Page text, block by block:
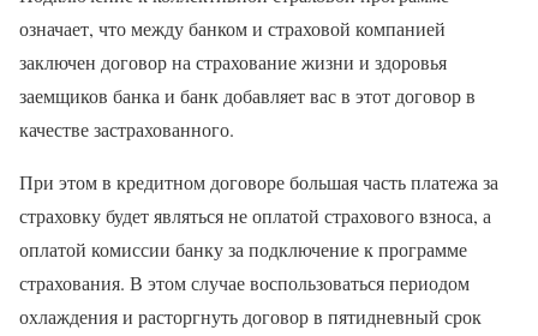
означает, что между банком и страховой компанией
заключен договор на страхование жизни и здоровья
заемщиков банка и банк добавляет вас в этот договор в
качестве застрахованного.
При этом в кредитном договоре большая часть платежа за
страховку будет являться не оплатой страхового взноса, а
оплатой комиссии банку за подключение к программе
страхования. В этом случае воспользоваться периодом
охлаждения и расторгнуть договор в пятидневный срок